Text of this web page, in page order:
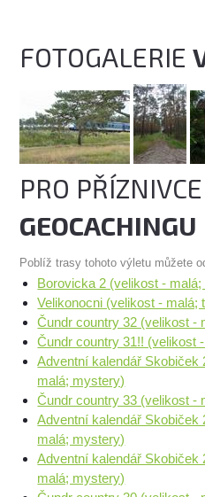
FOTOGALERIE
PRO PŘÍZNIVCE
GEOCACHINGU
Poblíž trasy tohoto výletu můžete
Borovicka 2 (velikost - malá;
Velikonocni (velikost - malá;
Čundr country 32 (velikost -
Čundr country 31!! (velikost
Adventní kalendář
malá; mystery)
Čundr country 33 (velikost -
Adventní kalendář
malá; mystery)
Adventní kalendář
malá; mystery)